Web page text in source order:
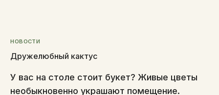
НОВОСТИ
Дружелюбный кактус
У вас на столе стоит букет? Живые цветы
необыкновенно украшают помещение.